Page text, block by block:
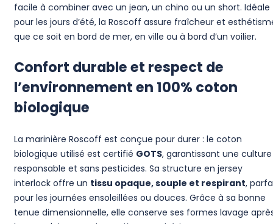
facile à combiner avec un jean, un chino ou un short. Idéale
pour les jours d’été, la Roscoff assure fraîcheur et
que ce soit en bord de mer, en ville ou à bord d’un voilier.
Confort durable et respect de
l’environnement en 100% coton
biologique
La marinière Roscoff est conçue pour durer : le coton
biologique utilisé est certifié GOTS, garantissant une culture
responsable et sans pesticides. Sa structure en jersey
interlock offre un tissu opaque, souple et respirant,
pour les journées ensoleillées ou douces. Grâce à sa bonne
tenue dimensionnelle, elle conserve ses formes lavage